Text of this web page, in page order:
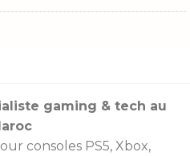
gaming & tech au
consoles PS5, Xbox,